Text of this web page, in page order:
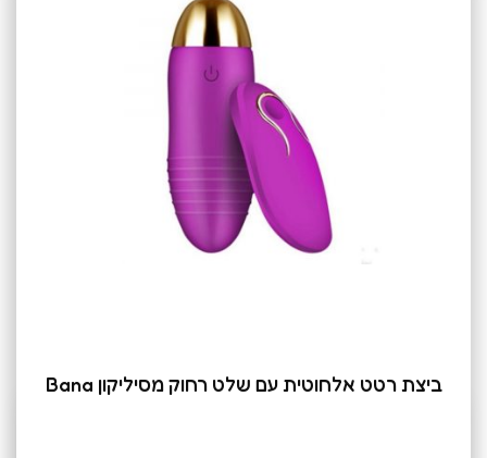
ביצת רטט אלחוטית עם שלט רחוק מסיליקון Bana